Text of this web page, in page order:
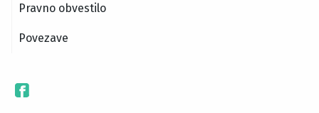
Pravno obvestilo
Povezave